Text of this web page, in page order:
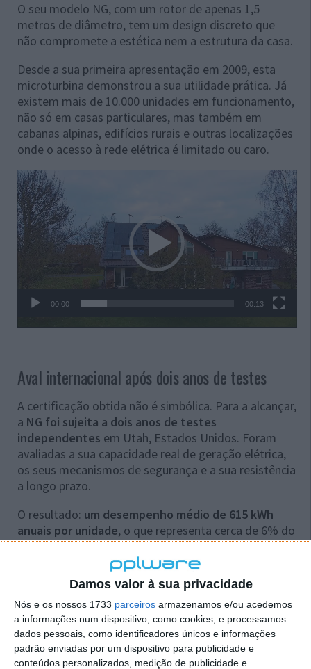
Damos valor à sua privacidade
Nós e os nossos 1733 parceiros armazenamos e/ou acedemos
a informações num dispositivo, como cookies, e processamos
dados pessoais, como identificadores únicos e informações
padrão enviadas por um dispositivo para publicidade e
conteúdos personalizados, medição de publicidade e
O seu modelo NG, com um rotor de apenas 1,5
metros de diâmetro, tem um design discreto que
não compromete a estética nem a estrutura da casa.
Desde a sua primeira apresentação em 2009, esta
microturbina demonstrou a sua utilidade prática. Já
existem mais de 10.000 unidades em funcionamento,
não só em casas particulares, mas também em
cabanas alpinas, edifícios rurais e outras localizações
onde o acesso à rede elétrica é limitado ou caro.
Reprodutor
de
vídeo
00:00 00:13
Aval internacional após dois anos de testes
A certificação obtida não é simbólica. Para a alcançar,
a NG foi sujeita a dois anos de testes
independentes em Utah, Estados Unidos. Foram
avaliadas a sua capacidade real de geração elétrica,
os seus mecanismos de segurança e a sua resistência
a longo prazo.
O resultado: um desempenho médio de 615 kWh
anuais por unidade, o que representa cerca de 6% do
consumo médio de um lar norte-americano.
Embora este valor possa parecer modesto, o objetivo
não é substituir totalmente a rede elétrica, mas sim
complementá-la com fontes limpas e
descentralizadas. Além disso, é possível instalar
várias turbinas numa mesma habitação, aumentando
assim a produção energética.